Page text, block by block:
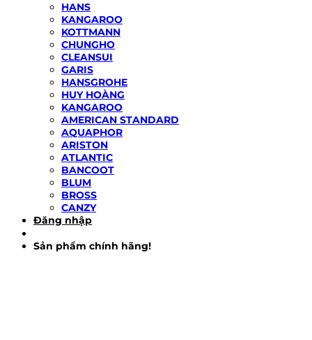
HANS
KANGAROO
KOTTMANN
CHUNGHO
CLEANSUI
GARIS
HANSGROHE
HUY HOÀNG
KANGAROO
AMERICAN STANDARD
AQUAPHOR
ARISTON
ATLANTIC
BANCOOT
BLUM
BROSS
CANZY
Đăng nhập
Sản phẩm chính hãng!